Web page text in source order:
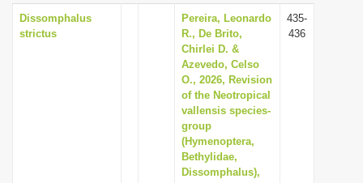
v
g
a
o
n
Dissomphalus
strictus
Pereira, Leonardo
R., De Brito,
Chirlei D. &
Azevedo, Celso
O., 2026, Revision
of the Neotropical
vallensis species-
group
(Hymenoptera,
Bethylidae,
Dissomphalus),
435-
436